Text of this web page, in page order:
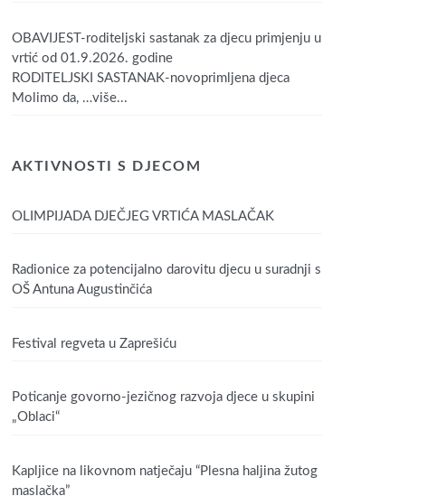
OBAVIJEST-roditeljski sastanak za djecu primjenju u
vrtić od 01.9.2026. godine
RODITELJSKI SASTANAK-novoprimljena djeca
Molimo da, …više...
AKTIVNOSTI S DJECOM
OLIMPIJADA DJEČJEG VRTIĆA MASLAČAK
Radionice za potencijalno darovitu djecu u suradnji s
OŠ Antuna Augustinčića
Festival regveta u Zaprešiću
Poticanje govorno-jezičnog razvoja djece u skupini
„Oblaci“
Kapljice na likovnom natječaju “Plesna haljina žutog
maslačka”